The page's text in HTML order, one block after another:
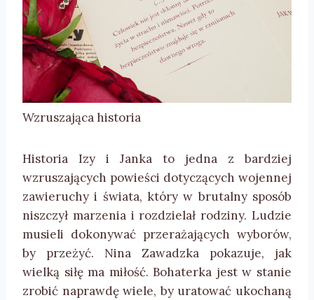
Wzruszająca historia
Historia Izy i Janka to jedna z bardziej
wzruszających powieści dotyczących wojennej
zawieruchy i świata, który w brutalny sposób
niszczył marzenia i rozdzielał rodziny. Ludzie
musieli dokonywać przerażających wyborów,
by przeżyć. Nina Zawadzka pokazuje, jak
wielką siłę ma miłość. Bohaterka jest w stanie
zrobić naprawdę wiele, by uratować ukochaną